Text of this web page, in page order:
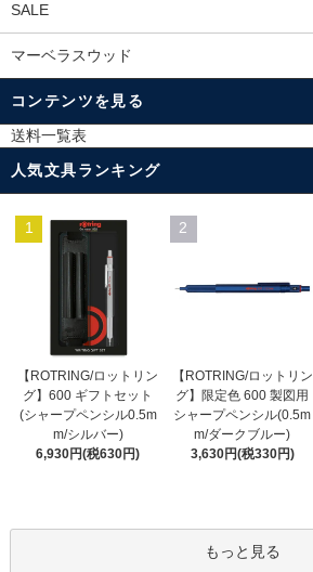
SALE
マーベラスウッド
コンテンツを見る
送料一覧表
人気文具ランキング
1
【ROTRING/ロットリン
グ】600 ギフトセット
(シャープペンシル0.5m
m/シルバー)
6,930円(税630円)
2
【ROTRING/ロットリン
グ】限定色 600 製図用
シャープペンシル(0.5m
m/ダークブルー)
3,630円(税330円)
もっと見る